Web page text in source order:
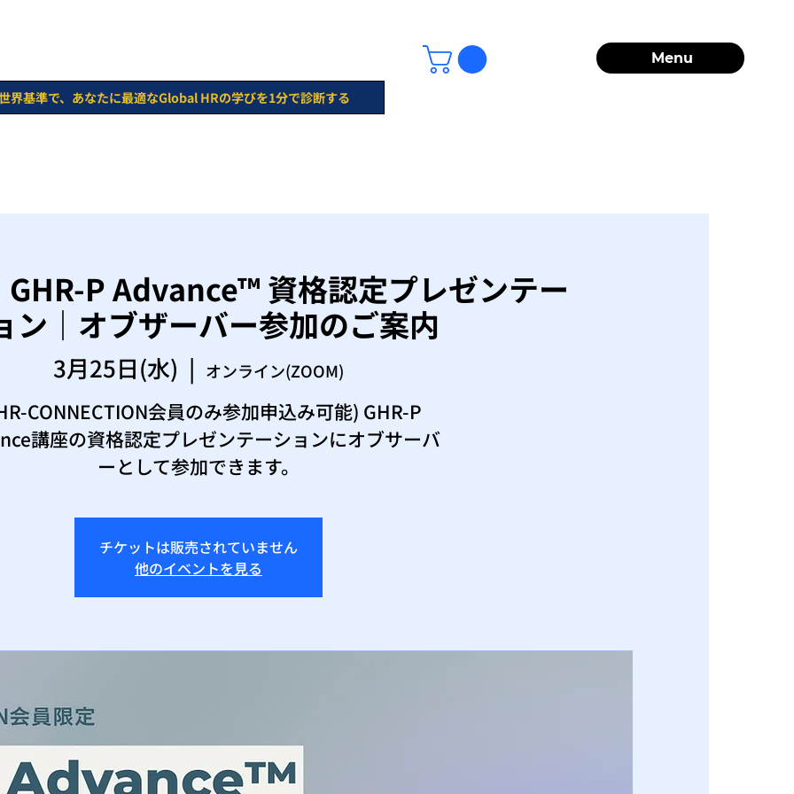
界基準で、あなたに最適なGlobal HRの学びを1分で診断する
Menu
P Advance™︎ 資格認定プレゼンテー
ン｜オブザーバー参加のご案内
3月25日(水)
  |
オンライン(ZOOM)
CONNECTION会員のみ参加申込み可能) GHR-P
講座の資格認定プレゼンテーションにオブサーバ
ーとして参加できます。
チケットは販売されていません
他のイベントを見る